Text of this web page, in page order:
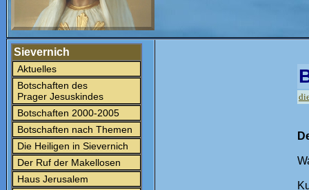
Sievernich
Aktuelles
Botschaften des
Prager Jesuskindes
Botschaften 2000-2005
Botschaften nach Themen
Die Heiligen in Sievernich
Der Ruf der Makellosen
Haus Jerusalem